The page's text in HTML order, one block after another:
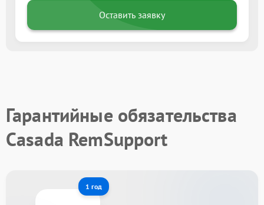
Оставить заявку
Гарантийные обязательства
Casada RemSupport
1 год